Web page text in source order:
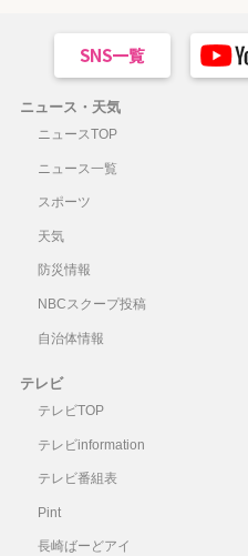
ニュース・天気
ニュースTOP
ニュース一覧
スポーツ
天気
防災情報
NBCスクープ投稿
自治体情報
テレビ
テレビTOP
テレビinformation
テレビ番組表
Pint
長崎ばーどアイ